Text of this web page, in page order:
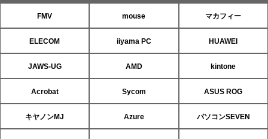
FMV mouse マカフィー
ELECOM iiyama PC HUAWEI
JAWS-UG AMD kintone
Acrobat Sycom ASUS ROG
キヤノンMJ Azure パソコンSEVEN